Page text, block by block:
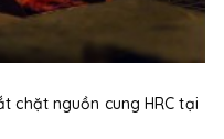
chặt nguồn cung HRC tại